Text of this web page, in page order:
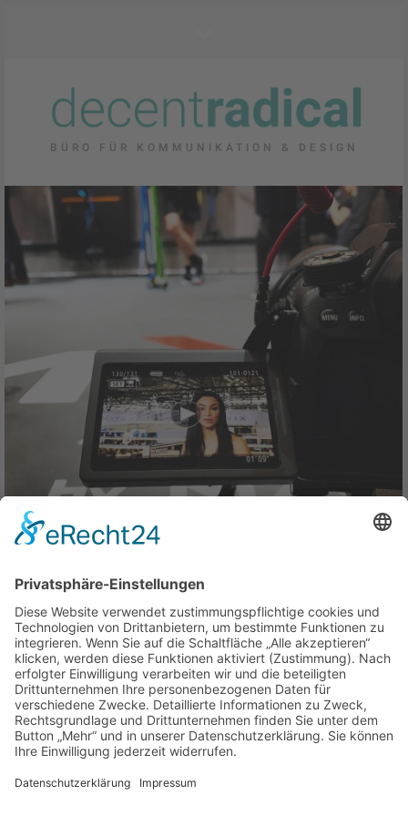
BÜRO FÜR KOMMUNIKATION & DESIGN
MATRIX FITNESS
Cinematics Highlights von MATRIX FITNESS Deutschland der
FIBO 2017 in Köln! Specials Verona Pooth besuchte den Stand
von MATRIX Fitness.Boxer trifft auf Boxer! Schwergewicht auf
Mittelgewicht! Profi auf Amateur! Wer hat die Nase...